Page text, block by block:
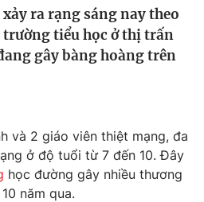
ra rạng sáng nay theo
tiểu học ở thị trấn
gây bàng hoàng trên
và 2 giáo viên thiệt mạng, đa
ở độ tuổi từ 7 đến 10. Đây
học đường gây nhiều thương
năm qua.